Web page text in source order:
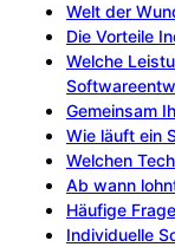
Welt der
Die Vorteile
Welche
Gemeinsam
Wie läuft ein
Welchen
Ab wann
Häufige
Individuelle